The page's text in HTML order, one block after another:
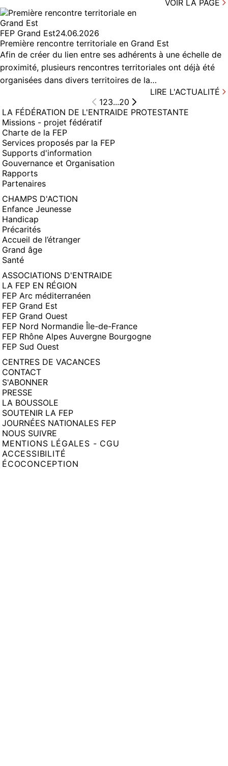
VOIR LA PAGE
FEP Grand Est24.06.2026
Première rencontre territoriale en Grand Est
Afin de créer du lien entre ses adhérents à une échelle de
proximité, plusieurs rencontres territoriales ont déjà été
organisées dans divers territoires de la…
LIRE L'ACTUALITÉ
123...20
LA FÉDÉRATION DE L'ENTRAIDE PROTESTANTE
Missions - projet fédératif
Charte de la FEP
Services proposés par la FEP
Supports d'information
Gouvernance et Organisation
Rapports
Partenaires
CHAMPS D'ACTION
Enfance Jeunesse
Handicap
Précarités
Accueil de l’étranger
Grand âge
Santé
ASSOCIATIONS D'ENTRAIDE
LA FEP EN RÉGION
FEP Arc méditerranéen
FEP Grand Est
FEP Grand Ouest
FEP Nord Normandie Île-de-France
FEP Rhône Alpes Auvergne Bourgogne
FEP Sud Ouest
CENTRES DE VACANCES
CONTACT
S'ABONNER
PRESSE
LA BOUSSOLE
SOUTENIR LA FEP
JOURNÉES NATIONALES FEP
NOUS SUIVRE
MENTIONS LÉGALES - CGU
ACCESSIBILITÉ
ÉCOCONCEPTION